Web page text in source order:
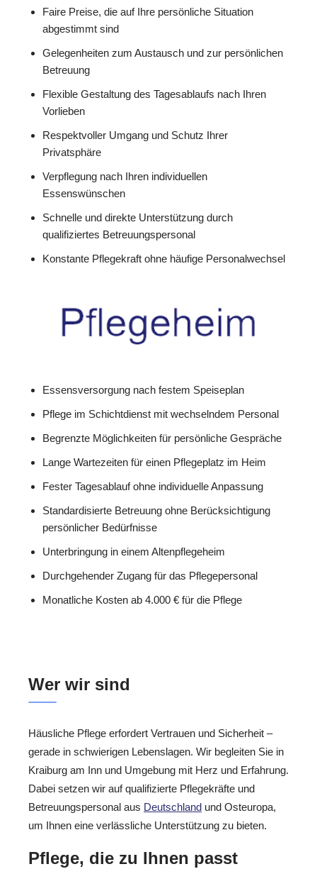
Faire Preise, die auf Ihre persönliche Situation
abgestimmt sind
Gelegenheiten zum Austausch und zur persönlichen
Betreuung
Flexible Gestaltung des Tagesablaufs nach Ihren
Vorlieben
Respektvoller Umgang und Schutz Ihrer
Privatsphäre
Verpflegung nach Ihren individuellen
Essenswünschen
Schnelle und direkte Unterstützung durch
qualifiziertes Betreuungspersonal
Konstante Pflegekraft ohne häufige Personalwechsel
Essensversorgung nach festem Speiseplan
Pflege im Schichtdienst mit wechselndem Personal
Begrenzte Möglichkeiten für persönliche Gespräche
Lange Wartezeiten für einen Pflegeplatz im Heim
Fester Tagesablauf ohne individuelle Anpassung
Standardisierte Betreuung ohne Berücksichtigung
persönlicher Bedürfnisse
Unterbringung in einem Altenpflegeheim
Durchgehender Zugang für das Pflegepersonal
Monatliche Kosten ab 4.000 € für die Pflege
Wer wir sind
Häusliche Pflege erfordert Vertrauen und Sicherheit –
gerade in schwierigen Lebenslagen. Wir begleiten Sie in
Kraiburg am Inn und Umgebung mit Herz und Erfahrung.
Dabei setzen wir auf qualifizierte Pflegekräfte und
Betreuungspersonal aus Deutschland und Osteuropa,
um Ihnen eine verlässliche Unterstützung zu bieten.
Pflege, die zu Ihnen passt